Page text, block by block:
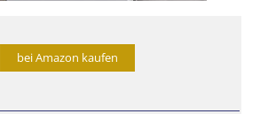
bei Amazon kaufen